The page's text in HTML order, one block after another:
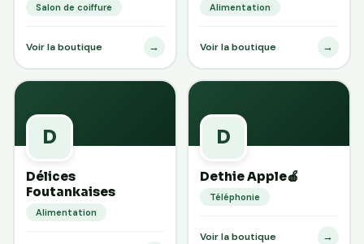
Salon de coiffure
Voir la boutique →
Alimentation
Voir la boutique →
D
Délices
Foutankaises
Alimentation
D
Dethie Apple🍎
Téléphonie
Voir la boutique →